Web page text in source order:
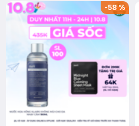
-58%